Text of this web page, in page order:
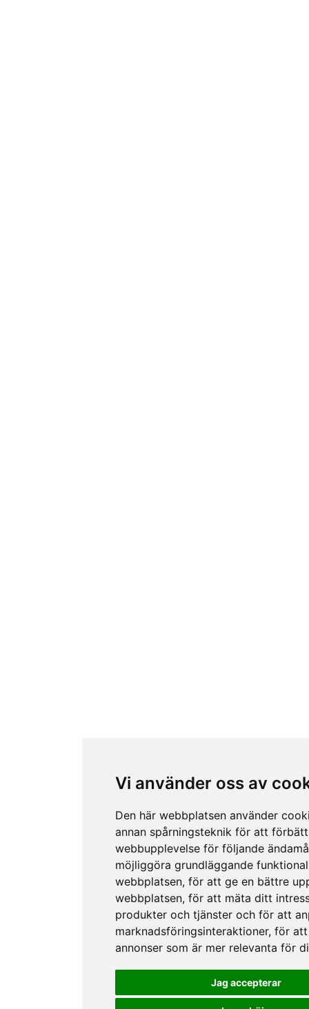
Vi använder oss av
Den här webbplatsen använder
annan spårningsteknik för att
webbupplevelse för följande
möjliggöra grundläggande
webbplatsen, för att ge en bättre
webbplatsen, för att mäta ditt
produkter och tjänster och för att
marknadsföringsinteraktioner, för att
annonser som är mer relevanta för
Jag accepterar